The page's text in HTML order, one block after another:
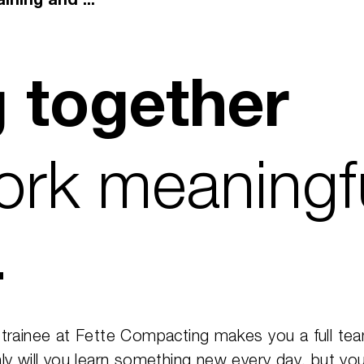
together
at Fette Compacting makes you a full
you learn something new every day, but